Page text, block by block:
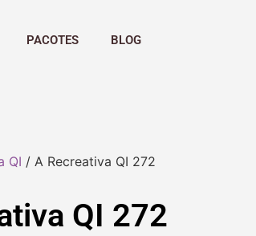
PACOTES BLOG
QI / A Recreativa QI 272
QI 272